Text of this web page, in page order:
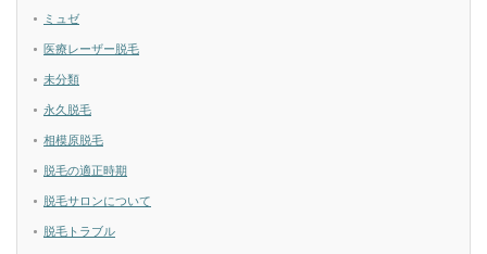
ミュゼ
医療レーザー脱毛
未分類
永久脱毛
相模原脱毛
脱毛の適正時期
脱毛サロンについて
脱毛トラブル